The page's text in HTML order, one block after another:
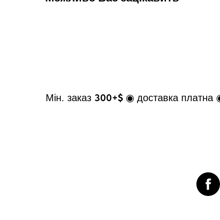
Мін. заказ 300+$ ◉ доставка платна